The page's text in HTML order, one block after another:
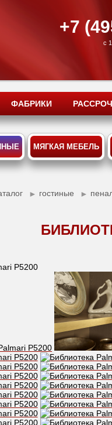
+7
с
ФАБРИКИ
МЯГКАЯ МЕБЕЛЬ
► гостиные ►